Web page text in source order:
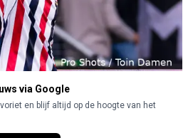
via Google
en blijf altijd op de hoogte van het